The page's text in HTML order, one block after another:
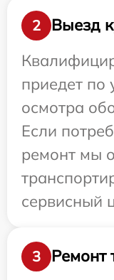
2
Выезд
приедет по
осмотра
Если
ремонт мы
сервисный
3
Ремонт